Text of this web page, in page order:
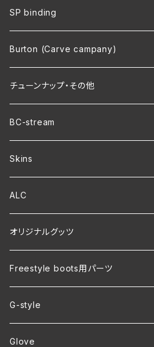
SP binding
Burton (Carve campany)
チューンナップ・その他
BC-stream
Skins
ALC
オリジナルグッツ
裏地付き オリジナルコーチジャケット
ver.2 毛玉が出来にくい・裏起毛 オリ
ver.1 速乾・裏起毛・サイズ豊富 オリ
Freestyle boots用パーツ
G-style
Glove